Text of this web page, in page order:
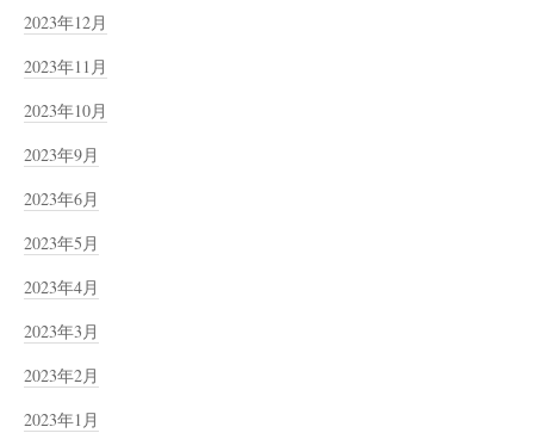
2023年12月
2023年11月
2023年10月
2023年9月
2023年6月
2023年5月
2023年4月
2023年3月
2023年2月
2023年1月